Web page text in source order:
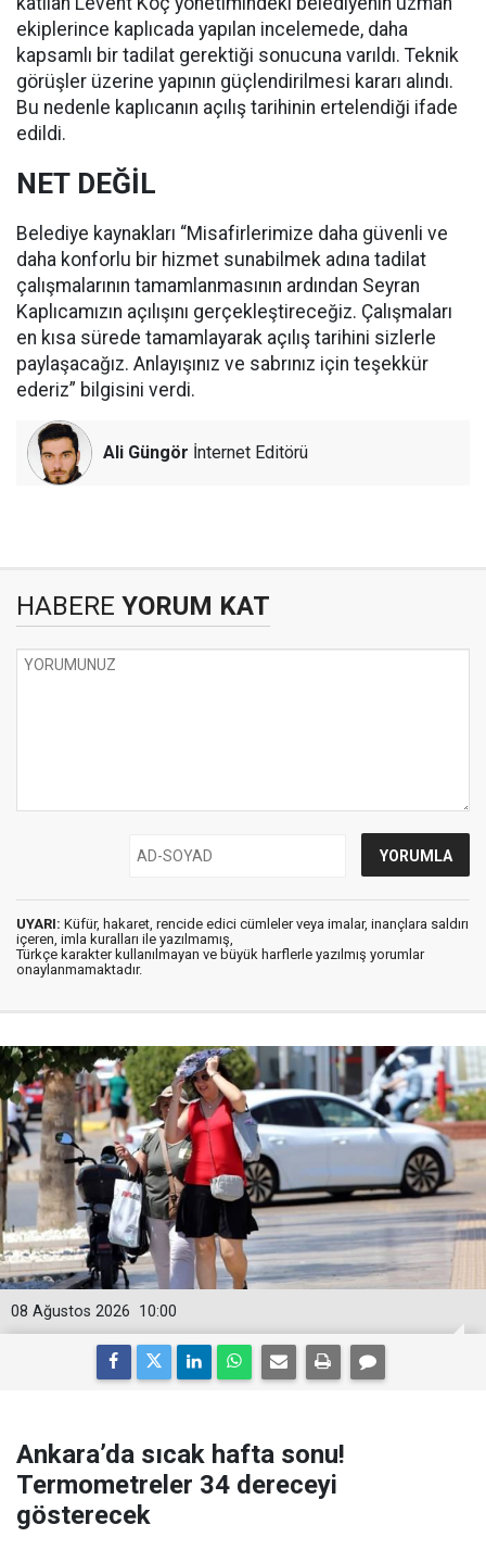
ekiplerince kaplıcada yapılan incelemede, daha
kapsamlı bir tadilat gerektiği sonucuna varıldı. Teknik
görüşler üzerine yapının güçlendirilmesi kararı alındı.
Bu nedenle kaplıcanın açılış tarihinin ertelendiği ifade
edildi.
NET DEĞİL
Belediye kaynakları “Misafirlerimize daha güvenli ve
daha konforlu bir hizmet sunabilmek adına tadilat
çalışmalarının tamamlanmasının ardından Seyran
Kaplıcamızın açılışını gerçekleştireceğiz. Çalışmaları
en kısa sürede tamamlayarak açılış tarihini sizlerle
paylaşacağız. Anlayışınız ve sabrınız için teşekkür
ederiz” bilgisini verdi.
Ali Güngör İnternet Editörü
HABERE YORUM KAT
UYARI: Küfür, hakaret, rencide edici cümleler veya imalar, inançlara saldırı
içeren, imla kuralları ile yazılmamış,
Türkçe karakter kullanılmayan ve büyük harflerle yazılmış yorumlar
onaylanmamaktadır.
10:00
08 Ağustos 2026
Ankara’da sıcak hafta sonu!
Termometreler 34 dereceyi
gösterecek